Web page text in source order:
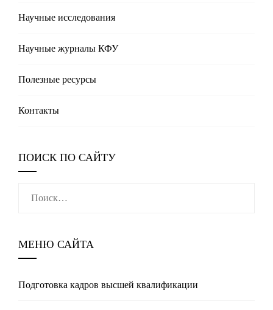
Научные исследования
Научные журналы КФУ
Полезные реcурсы
Контакты
ПОИСК ПО САЙТУ
МЕНЮ САЙТА
Подготовка кадров высшей квалификации